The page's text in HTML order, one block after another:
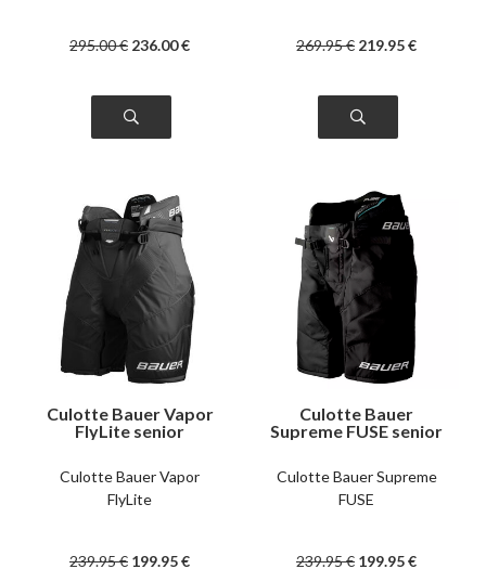
295.00€ 236.00€ 269.95€ 219.95€
Culotte Bauer Vapor
FlyLite senior
Culotte Bauer Vapor
FlyLite
239.95€ 199.95€
Culotte Bauer
Supreme FUSE senior
Culotte Bauer Supreme
FUSE
239.95€ 199.95€